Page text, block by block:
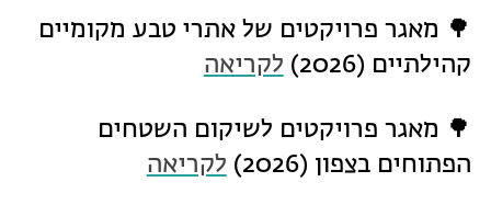
🌳 מאגר פרויקטים של אתרי טבע מקומיים
קהילתיים (2026)
לקריאה
🌳 מאגר פרויקטים לשיקום השטחים
הפתוחים בצפון (2026)
לקריאה